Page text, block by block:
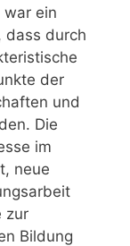
war ein
dass durch
der
und
Die
im
neue
zur
Bildung